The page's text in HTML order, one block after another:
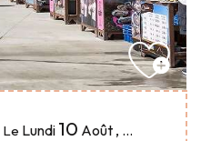
Le Lundi 10 Août, ...